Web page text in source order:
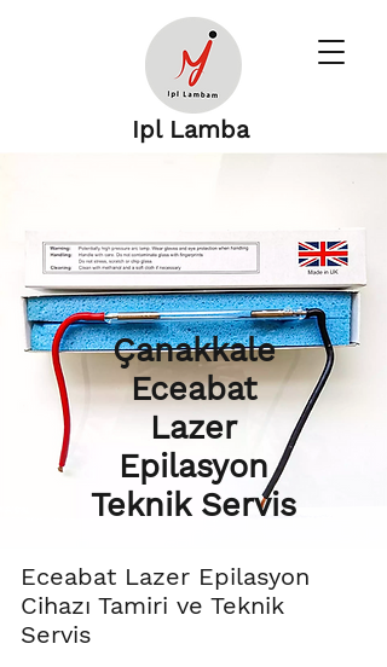
Ipl Lamba
Çanakkale
Eceabat
Lazer
Epilasyon
Teknik Servis
Eceabat Lazer Epilasyon
Cihazı Tamiri ve Teknik
Servis